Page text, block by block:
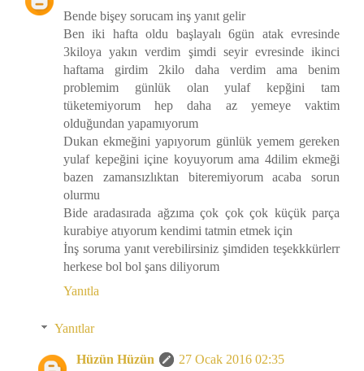
Bende bişey sorucam inş yanıt gelir
Ben iki hafta oldu başlayalı 6gün atak evresinde
3kiloya yakın verdim şimdi seyir evresinde ikinci
haftama girdim 2kilo daha verdim ama benim
problemim günlük olan yulaf kepğini tam
tüketemiyorum hep daha az yemeye vaktim
olduğundan yapamıyorum
Dukan ekmeğini yapıyorum günlük yemem gereken
yulaf kepeğini içine koyuyorum ama 4dilim ekmeği
bazen zamansızlıktan biteremiyorum acaba sorun
olurmu
Bide aradasırada ağzıma çok çok çok küçük parça
kurabiye atıyorum kendimi tatmin etmek için
İnş soruma yanıt verebilirsiniz şimdiden teşekkkürlerr
herkese bol bol şans diliyorum
Yanıtla
Yanıtlar
Hüzün Hüzün
27 Ocak 2016 02:35